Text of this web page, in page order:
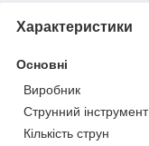
Характеристики
Основні
Виробник
Струнний інструмент
Кількість струн